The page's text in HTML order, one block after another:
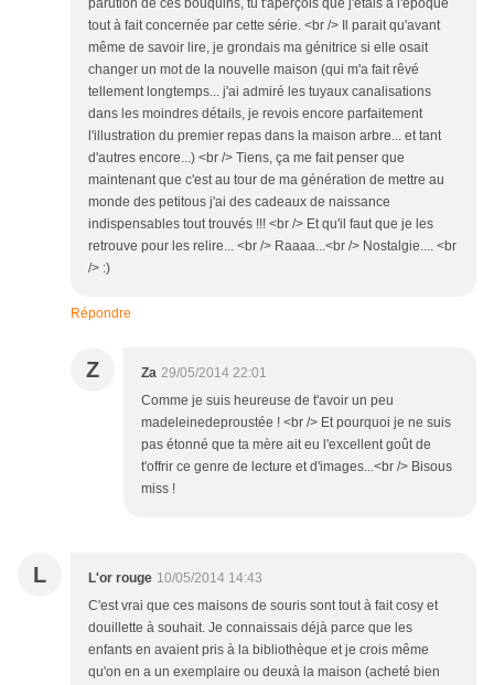
parution de ces bouquins, tu t'aperçois que j'étais à l'époque
tout à fait concernée par cette série. <br /> Il parait qu'avant
même de savoir lire, je grondais ma génitrice si elle osait
changer un mot de la nouvelle maison (qui m'a fait rêvé
tellement longtemps... j'ai admiré les tuyaux canalisations
dans les moindres détails, je revois encore parfaitement
l'illustration du premier repas dans la maison arbre... et tant
d'autres encore...) <br /> Tiens, ça me fait penser que
maintenant que c'est au tour de ma génération de mettre au
monde des petitous j'ai des cadeaux de naissance
indispensables tout trouvés !!! <br /> Et qu'il faut que je les
retrouve pour les relire... <br /> Raaaa...<br /> Nostalgie.... <br
/> :)
Répondre
Z Za 29/05/2014 22:01
Comme je suis heureuse de t'avoir un peu
madeleinedeproustée ! <br /> Et pourquoi je ne suis
pas étonné que ta mère ait eu l'excellent goût de
t'offrir ce genre de lecture et d'images...<br /> Bisous
miss !
L L'or rouge 10/05/2014 14:43
C'est vrai que ces maisons de souris sont tout à fait cosy et
douillette à souhait. Je connaissais déjà parce que les
enfants en avaient pris à la bibliothèque et je crois même
qu'on en a un exemplaire ou deuxà la maison (acheté bien